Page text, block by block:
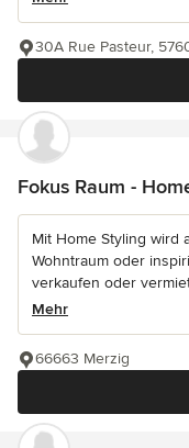
30A Rue Pasteur,
Fokus Raum -
Mit Home Styling wird
Wohntraum oder
verkaufen oder
Mehr
66663 Merzig